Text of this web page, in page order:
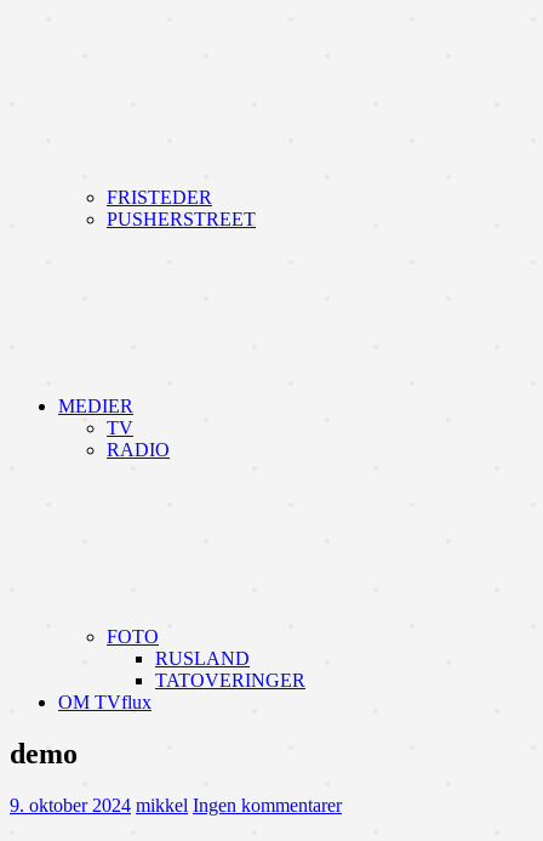
FRISTEDER
PUSHERSTREET
MEDIER
TV
RADIO
FOTO
RUSLAND
TATOVERINGER
OM TVflux
demo
9. oktober 2024 mikkel Ingen kommentarer